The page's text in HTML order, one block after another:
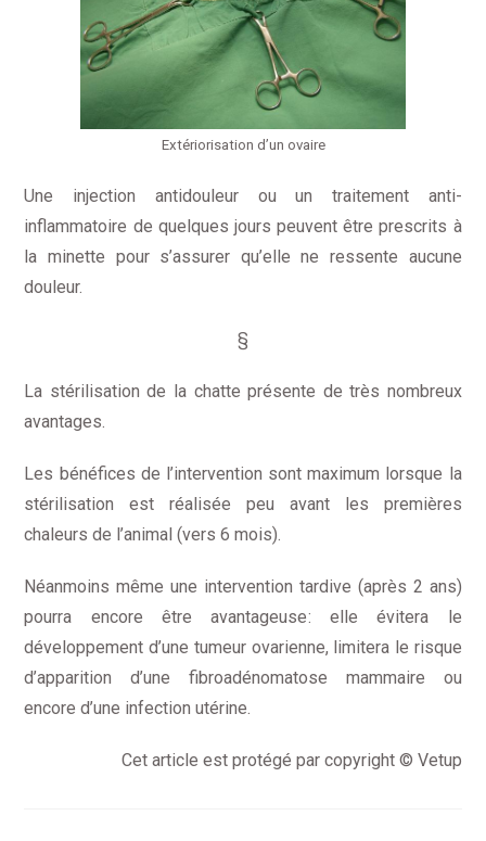
Extériorisation d’un ovaire
Une injection antidouleur ou un traitement anti-
inflammatoire de quelques jours peuvent être prescrits à
la minette pour s’assurer qu’elle ne ressente aucune
douleur.
§
La stérilisation de la chatte présente de très nombreux
avantages.
Les bénéfices de l’intervention sont maximum lorsque la
stérilisation est réalisée peu avant les premières
chaleurs de l’animal (vers 6 mois).
Néanmoins même une intervention tardive (après 2 ans)
pourra encore être avantageuse: elle évitera le
développement d’une tumeur ovarienne, limitera le risque
d’apparition d’une fibroadénomatose mammaire ou
encore d’une infection utérine.
Cet article est protégé par copyright © Vetup